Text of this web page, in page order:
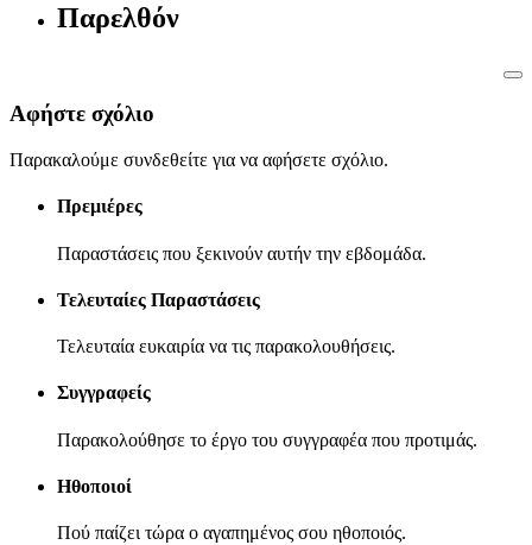
Παρελθόν
Αφήστε σχόλιο
Παρακαλούμε συνδεθείτε για να αφήσετε σχόλιο.
Πρεμιέρες
Παραστάσεις που ξεκινούν αυτήν την εβδομάδα.
Τελευταίες Παραστάσεις
Τελευταία ευκαιρία να τις παρακολουθήσεις.
Συγγραφείς
Παρακολούθησε το έργο του συγγραφέα που προτιμάς.
Ηθοποιοί
Πού παίζει τώρα ο αγαπημένος σου ηθοποιός.